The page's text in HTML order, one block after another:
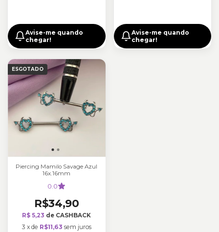
Avise-me quando
chegar!
Avise-me quando
chegar!
ESGOTADO
Piercing Mamilo Savage Azul
16x.16mm
0.0
R$34,90
R$ 5,23 de CASHBACK
3 x de R$11,63 sem juros